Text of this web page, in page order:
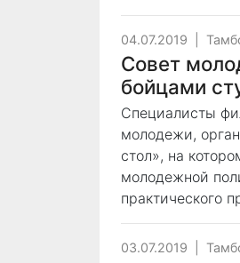
04.07.2019
Совет
бойцами
Специалисты
молодежи,
стол», на
молодежной
практического
03.07.2019